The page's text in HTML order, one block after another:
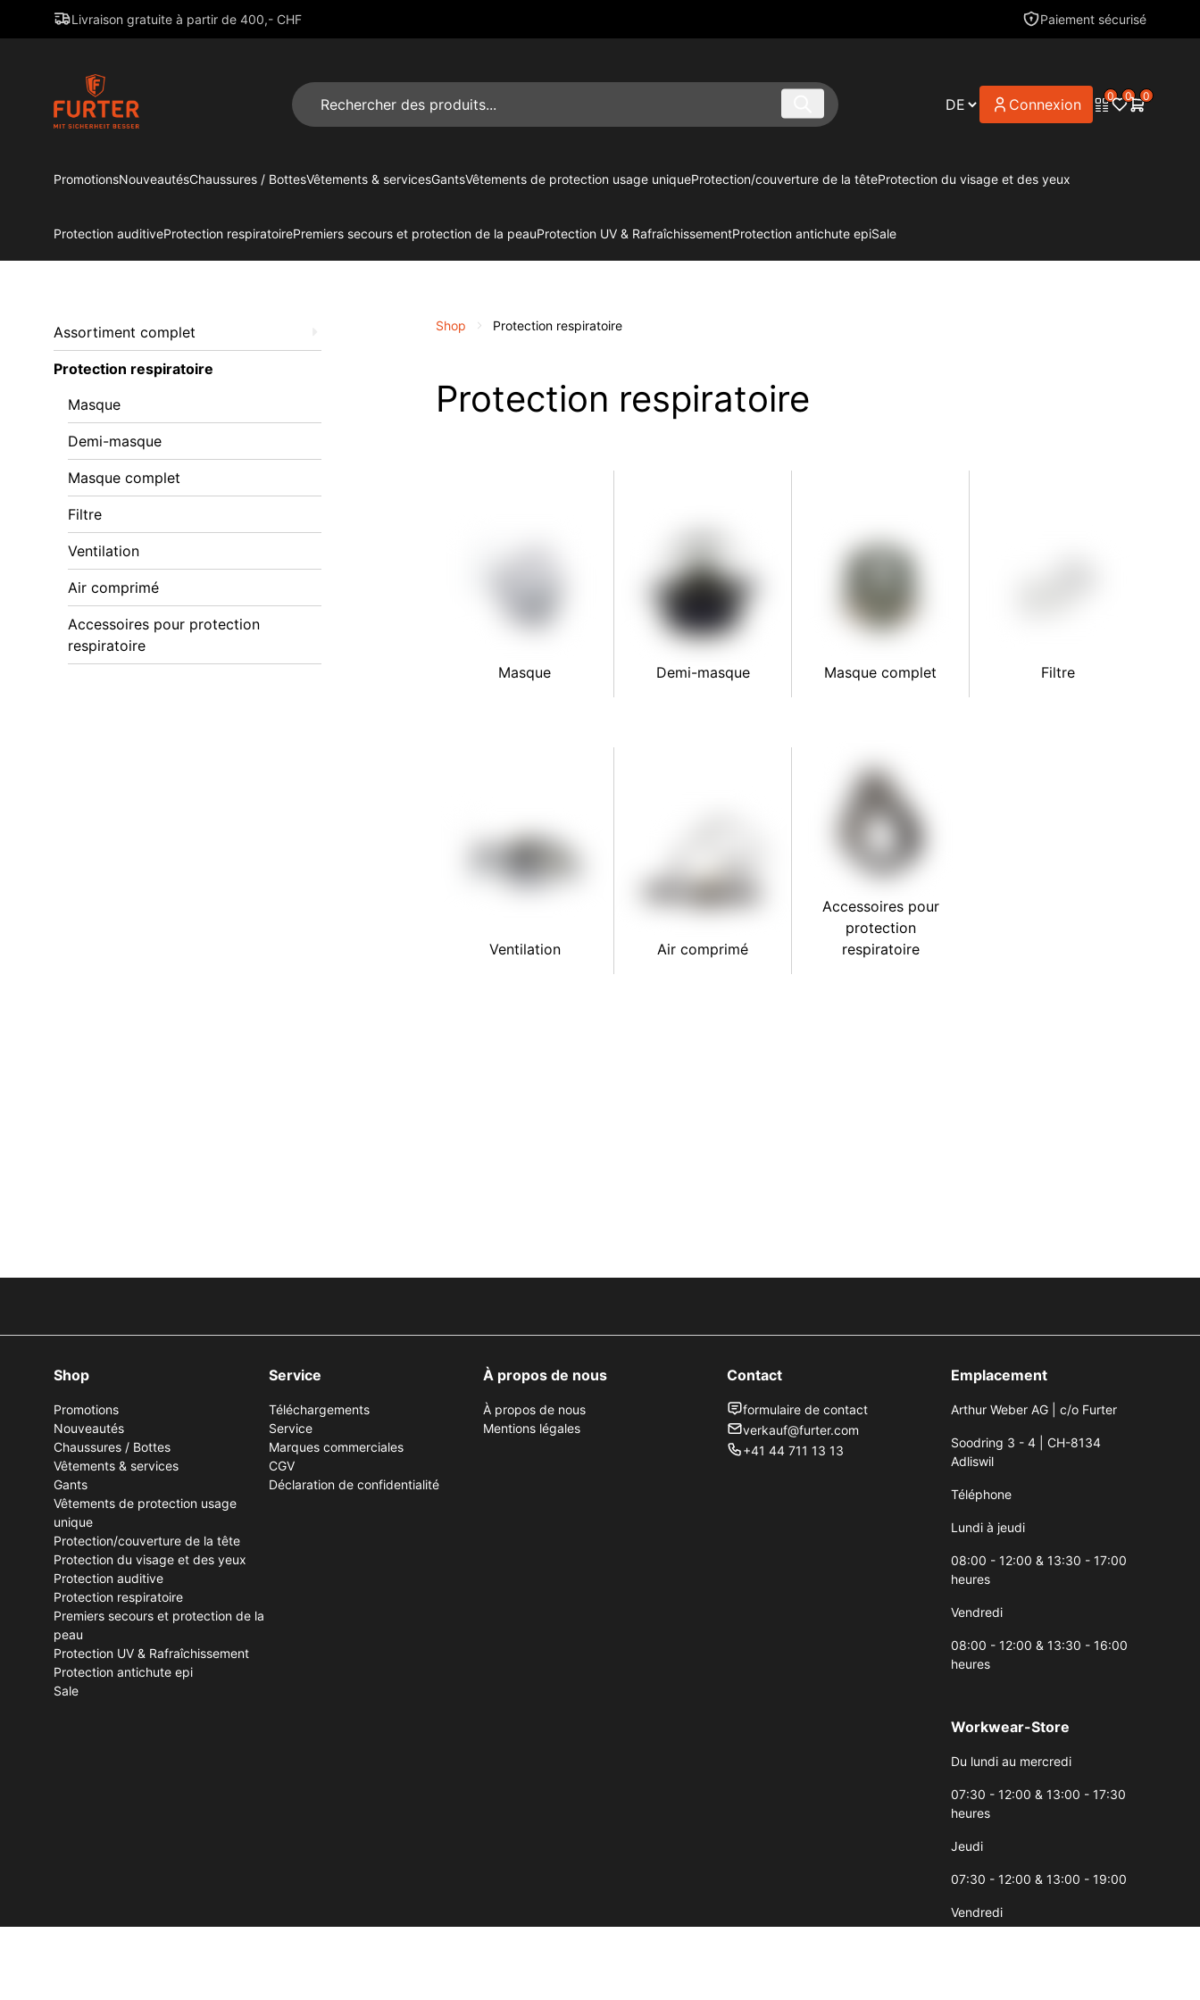
Livraison gratuite à partir de 400,- CHF Paiement sécurisé
Connexion 0 0 0
PromotionsNouveautésChaussures / BottesVêtements & servicesGantsVêtements de protection usage uniqueProtection/couverture de la têteProtection du visage et des yeux
Protection auditiveProtection respiratoirePremiers secours et protection de la peauProtection UV & RafraîchissementProtection antichute epiSale
Assortiment complet
Protection respiratoire
Masque
Demi-masque
Masque complet
Filtre
Ventilation
Air comprimé
Accessoires pour protection
respiratoire
Shop Protection respiratoire
Protection respiratoire
Masque Demi-masque Masque complet Filtre
Ventilation Air comprimé
Accessoires pour
protection
respiratoire
Shop
Promotions
Nouveautés
Chaussures / Bottes
Vêtements & services
Gants
Vêtements de protection usage
unique
Protection/couverture de la tête
Protection du visage et des yeux
Protection auditive
Protection respiratoire
Premiers secours et protection de la
peau
Protection UV & Rafraîchissement
Protection antichute epi
Sale
Service
Téléchargements
Service
Marques commerciales
CGV
Déclaration de confidentialité
À propos de nous
À propos de nous
Mentions légales
Contact
formulaire de contact
verkauf@furter.com
+41 44 711 13 13
Emplacement
Arthur Weber AG | c/o Furter
Soodring 3 - 4 | CH-8134
Adliswil
Téléphone
Lundi à jeudi
08:00 - 12:00 & 13:30 - 17:00
heures
Vendredi
08:00 - 12:00 & 13:30 - 16:00
heures
Workwear-Store
Du lundi au mercredi
07:30 - 12:00 & 13:00 - 17:30
heures
Jeudi
07:30 - 12:00 & 13:00 - 19:00
Vendredi